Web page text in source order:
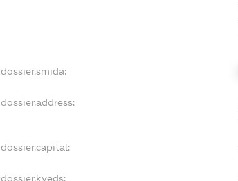
dossier.smida:
dossier.address:
dossier.capital:
dossier.kveds: